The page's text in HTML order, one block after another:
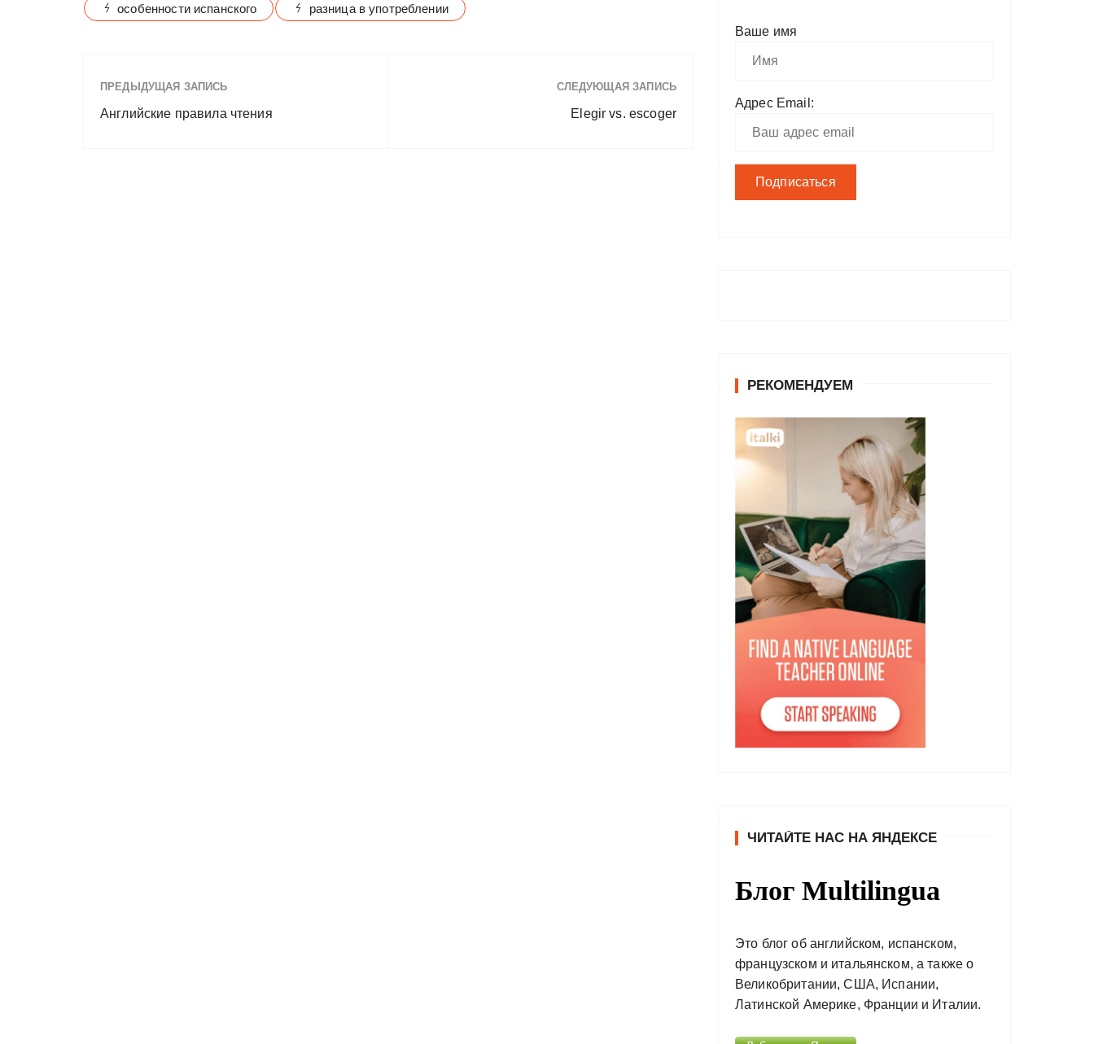
особенности испанского разница в употреблении
ПРЕДЫДУЩАЯ ЗАПИСЬ
Английские правила чтения
СЛЕДУЮЩАЯ ЗАПИСЬ
Elegir vs. escoger
Ваше имя
Адрес Email:
РЕКОМЕНДУЕМ
ЧИТАЙТЕ НАС НА ЯНДЕКСЕ
Блог Multilingua
Это блог об английском, испанском,
французском и итальянском, а также о
Великобритании, США, Испании,
Латинской Америке, Франции и Италии.